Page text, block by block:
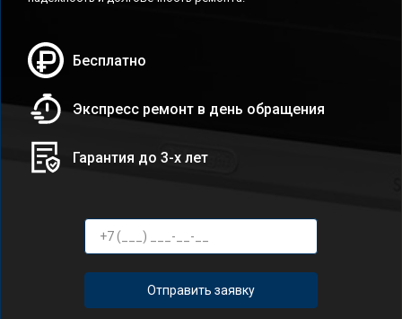
Бесплатно
Экспресс ремонт в день обращения
Гарантия до 3-х лет
Отправить заявку